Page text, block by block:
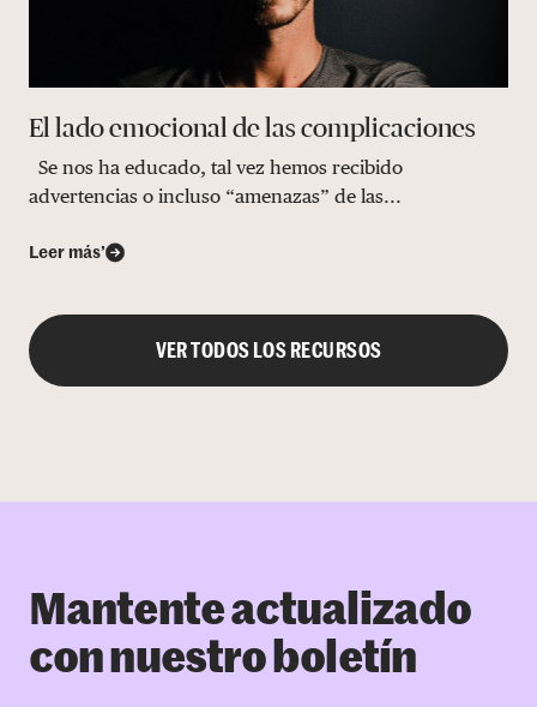
El lado emocional de las complicaciones
Se nos ha educado, tal vez hemos recibido
advertencias o incluso “amenazas” de las...
Leer más’
VER TODOS LOS RECURSOS
Mantente actualizado
con nuestro boletín